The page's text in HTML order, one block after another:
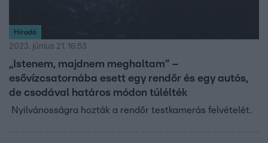
Híradó
2023. június 21. 16:53
„Istenem, majdnem meghaltam” –
esővízcsatornába esett egy rendőr és egy autós,
de csodával határos módon túlélték
Nyilvánosságra hozták a rendőr testkamerás felvételét.